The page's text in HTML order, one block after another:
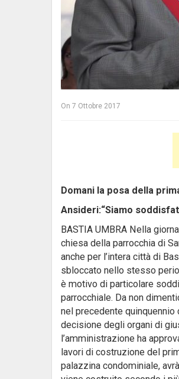
On 7 Ottobre 2017
Domani la posa della
Ansideri:“Siamo
BASTIA UMBRA Nella
chiesa della parrocchia di
anche per l’intera città di
sbloccato nello stesso
è motivo di particolare
parrocchiale. Da non
nel precedente
decisione degli organi di
l’amministrazione ha
lavori di costruzione del
palazzina condominiale,